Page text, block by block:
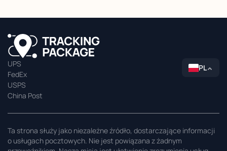
UPS
FedEx
USPS
China Post
PL
Ta strona służy jako niezależne źródło, dostarczające informacji
o usługach pocztowych. Nie jest powiązana z żadnym